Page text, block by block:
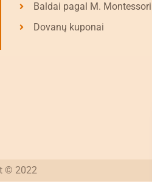
Baldai pagal M. Montessori
Dovanų kuponai
© 2022